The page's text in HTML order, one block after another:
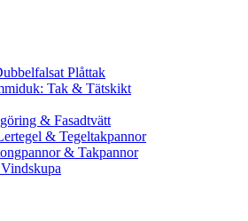
Plåttak
Tak & Tätskikt
& Fasadtvätt
& Tegeltakpannor
& Takpannor